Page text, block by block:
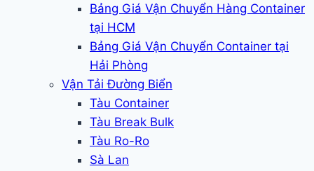
Bảng Giá Vận Chuyển Hàng Container
tại HCM
Bảng Giá Vận Chuyển Container tại
Hải Phòng
Vận Tải Đường Biển
Tàu Container
Tàu Break Bulk
Tàu Ro-Ro
Sà Lan